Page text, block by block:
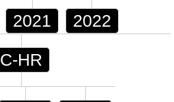
2021 2022
C-HR